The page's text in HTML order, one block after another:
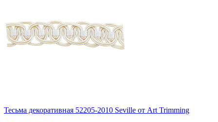
Тесьма декоративная 52205-2010 Seville от Art Trimming